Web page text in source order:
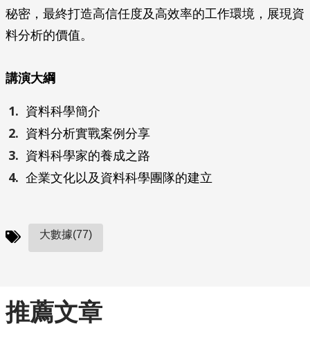
秘密，最終打造高信任度及高效率的工作環境，展現資
料分析的價值。
講演大綱
資料科學簡介
資料分析實戰案例分享
資料科學家的養成之路
企業文化以及資料科學團隊的建立
大數據(77)
推薦文章